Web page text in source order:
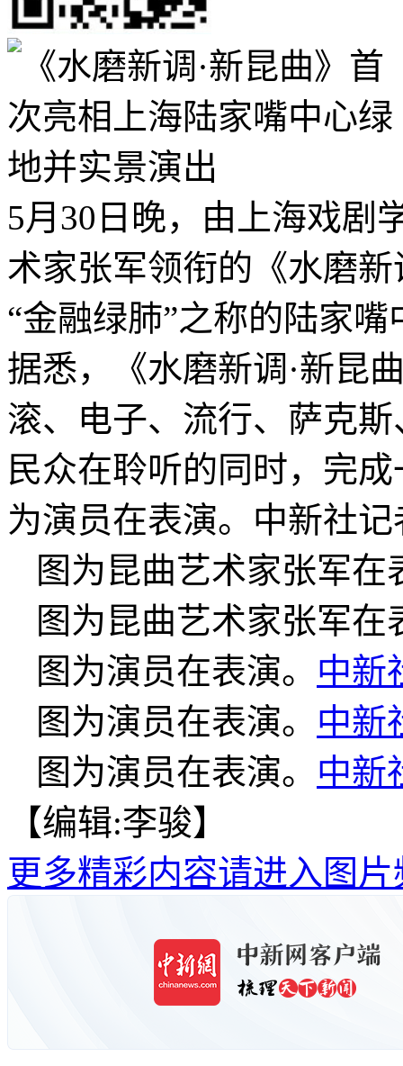
5月30日晚，由上海戏剧
术家张军领衔的《水磨
“金融绿肺”之称的陆家
据悉，《水磨新调·新昆
滚、电子、流行、萨克
民众在聆听的同时，完
为演员在表演。中新社
图为昆曲艺术家张军在
图为昆曲艺术家张军在
图为演员在表演。 中新
图为演员在表演。 中新
图为演员在表演。 中新
【编辑:李骏】
更多精彩内容请进入图片